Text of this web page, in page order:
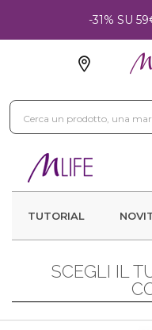
-31% SU
TUTORIAL
SCEGLI IL